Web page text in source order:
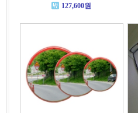
127,600원